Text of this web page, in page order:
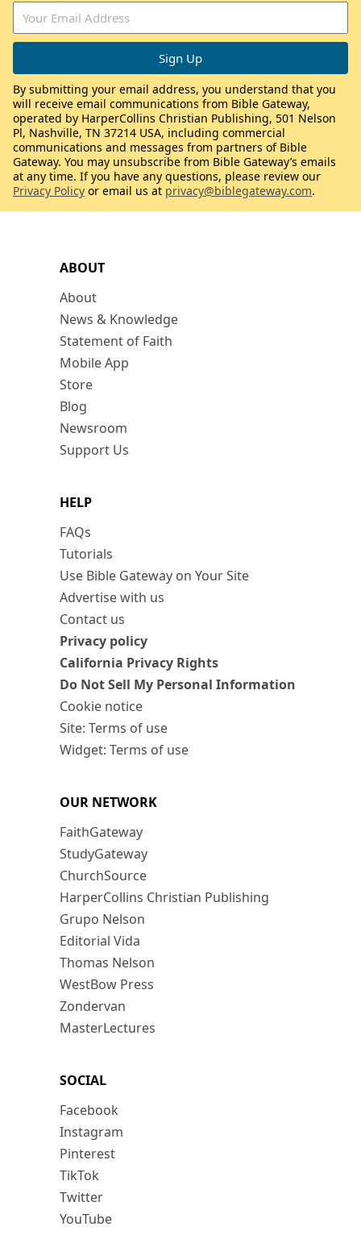
ABOUT
About
News & Knowledge
Statement of Faith
Mobile App
Store
Blog
Newsroom
Support Us
HELP
FAQs
Tutorials
Use Bible Gateway on Your Site
Advertise with us
Contact us
Privacy policy
California Privacy Rights
Do Not Sell My Personal Information
Cookie notice
Site: Terms of use
Widget: Terms of use
OUR NETWORK
FaithGateway
StudyGateway
ChurchSource
HarperCollins Christian Publishing
Grupo Nelson
Editorial Vida
Thomas Nelson
WestBow Press
Zondervan
MasterLectures
SOCIAL
Facebook
Instagram
Pinterest
TikTok
Twitter
YouTube
By submitting your email address, you understand that you
will receive email communications from Bible Gateway,
operated by HarperCollins Christian Publishing, 501 Nelson
Pl, Nashville, TN 37214 USA, including commercial
communications and messages from partners of Bible
Gateway. You may unsubscribe from Bible Gateway’s emails
at any time. If you have any questions, please review our
Privacy Policy or email us at privacy@biblegateway.com.